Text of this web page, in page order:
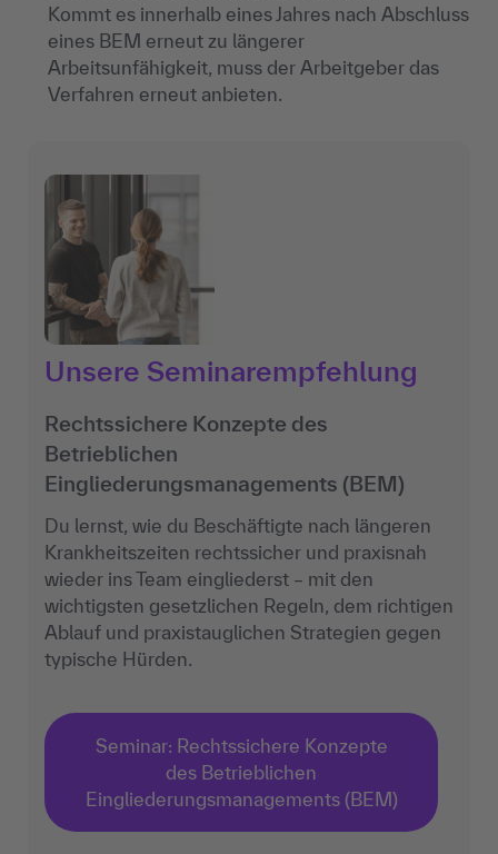
Kommt es innerhalb eines Jahres nach Abschluss
eines BEM erneut zu längerer
Arbeitsunfähigkeit, muss der Arbeitgeber das
Verfahren erneut anbieten.
Unsere Seminarempfehlung
Rechtssichere Konzepte des
Betrieblichen
Eingliederungsmanagements (BEM)
Du lernst, wie du Beschäftigte nach längeren
Krankheitszeiten rechtssicher und praxisnah
wieder ins Team eingliederst – mit den
wichtigsten gesetzlichen Regeln, dem richtigen
Ablauf und praxistauglichen Strategien gegen
typische Hürden.
Seminar: Rechtssichere Konzepte
des Betrieblichen
Eingliederungsmanagements (BEM)